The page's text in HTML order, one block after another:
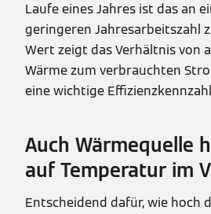
Laufe eines Jahres ist das an
geringeren Jahresarbeitszahl
Wert zeigt das Verhältnis von
Wärme zum verbrauchten
eine wichtige
Auch Wärmequelle
auf Temperatur im
Entscheidend dafür, wie hoch